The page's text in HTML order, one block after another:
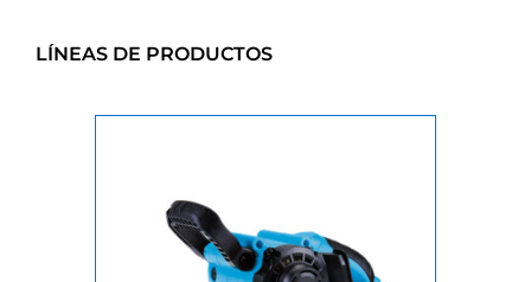
LÍNEAS DE PRODUCTOS